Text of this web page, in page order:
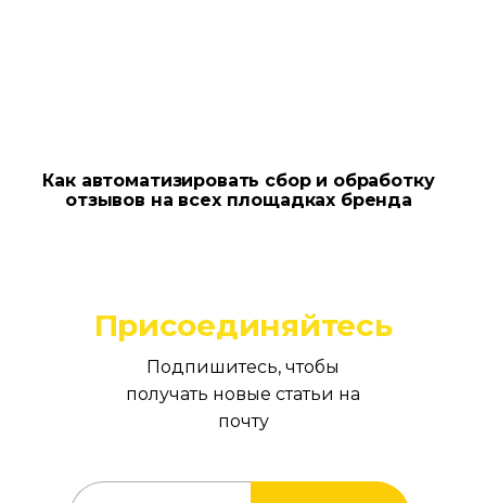
Как автоматизировать сбор и обработку
отзывов на всех площадках бренда
Присоединяйтесь
Подпишитесь, чтобы
получать новые статьи на
почту